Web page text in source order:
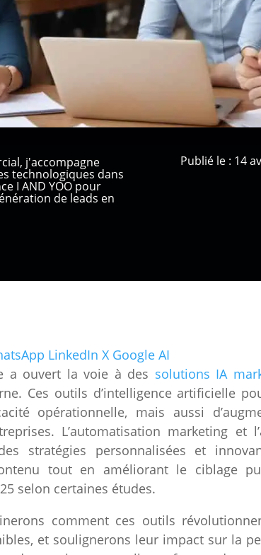
j'accompagne
technologiques dans
I AND YOO pour
de leads en
Publié le : 14
LinkedIn X Google AI
a ouvert la voie à des solutions IA
Ces outils d’intelligence artificielle
opérationnelle, mais aussi
L’automatisation marketing et
stratégies personnalisées et
tout en améliorant le ciblage
selon certaines études.
comment ces outils
et soulignerons leur impact sur la